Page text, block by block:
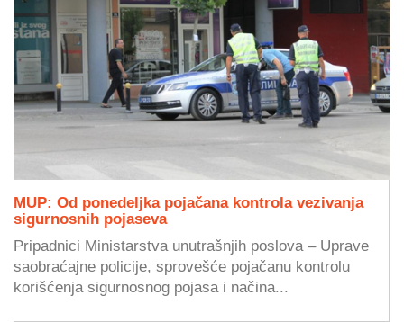
MUP: Od ponedeljka pojačana kontrola vezivanja
sigurnosnih pojaseva
Pripadnici Ministarstva unutrašnjih poslova – Uprave
saobraćajne policije, sprovešće pojačanu kontrolu
korišćenja sigurnosnog pojasa i načina...